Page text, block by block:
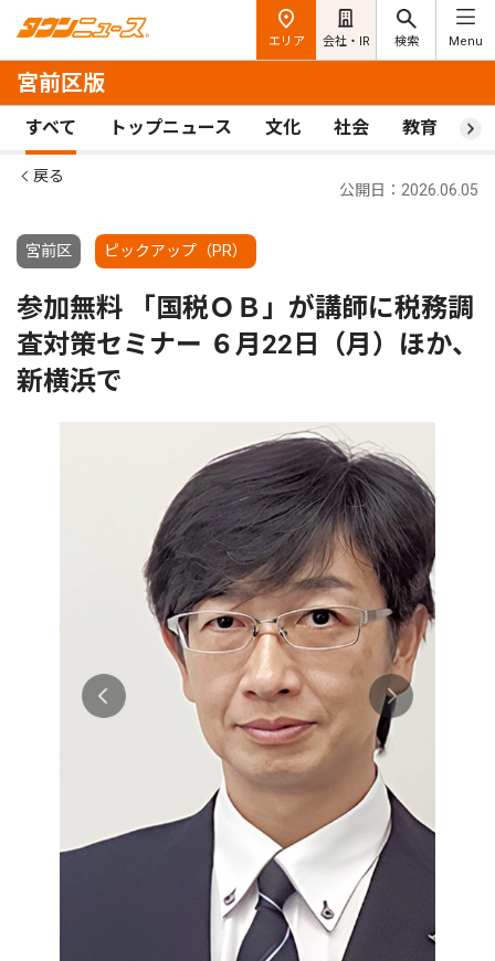
エリア 会社・IR 検索 Menu
宮前区版
すべて トップニュース 文化 社会 教育 ス
戻る
宮前区 ピックアップ（PR）
公開日：2026.06.05
参加無料 「国税ＯＢ」が講師に税務調
査対策セミナー ６月22日（月）ほか、
新横浜で